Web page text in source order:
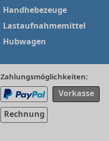
Handhebezeuge
Lastaufnahmemittel
Hubwagen
Zahlungsmöglichkeiten:
Vorkasse
Rechnung